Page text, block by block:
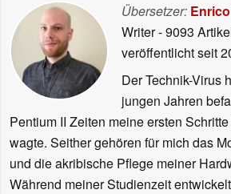
Übersetzer:
Writer- 9093
veröffentlichtseit
Der Technik-Virus
jungen Jahren
Pentium II Zeiten meine ersten
wagte. Seither gehören für mich das
und die akribische Pflege meiner
Während meiner Studienzeit